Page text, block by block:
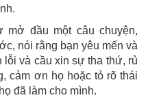
mở đầu một câu chuyện,
nói rằng bạn yêu mến và
và cầu xin sự tha thứ, rủ
cảm ơn họ hoặc tỏ rõ thái
đã làm cho mình.